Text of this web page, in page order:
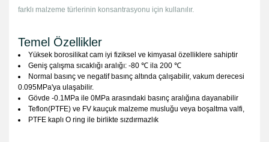
farklı malzeme türlerinin konsantrasyonu için kullanılır.
Temel Özellikler
Yüksek borosilikat cam iyi fiziksel ve kimyasal özelliklere sahiptir
Geniş çalışma sıcaklığı aralığı: -80 ℃ ila 200 ℃
Normal basınç ve negatif basınç altında çalışabilir, vakum derecesi
0.095MPa'ya ulaşabilir.
Gövde -0.1MPa ile 0MPa arasındaki basınç aralığına dayanabilir
Teflon(PTFE) ve FV kauçuk malzeme musluğu veya boşaltma valfi,
PTFE kaplı O ring ile birlikte sızdırmazlık